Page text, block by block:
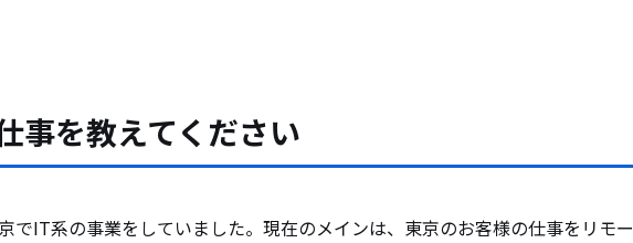
事を教えてください
でIT系の事業をしていました。現在のメインは、東京のお客様の仕事をリモー